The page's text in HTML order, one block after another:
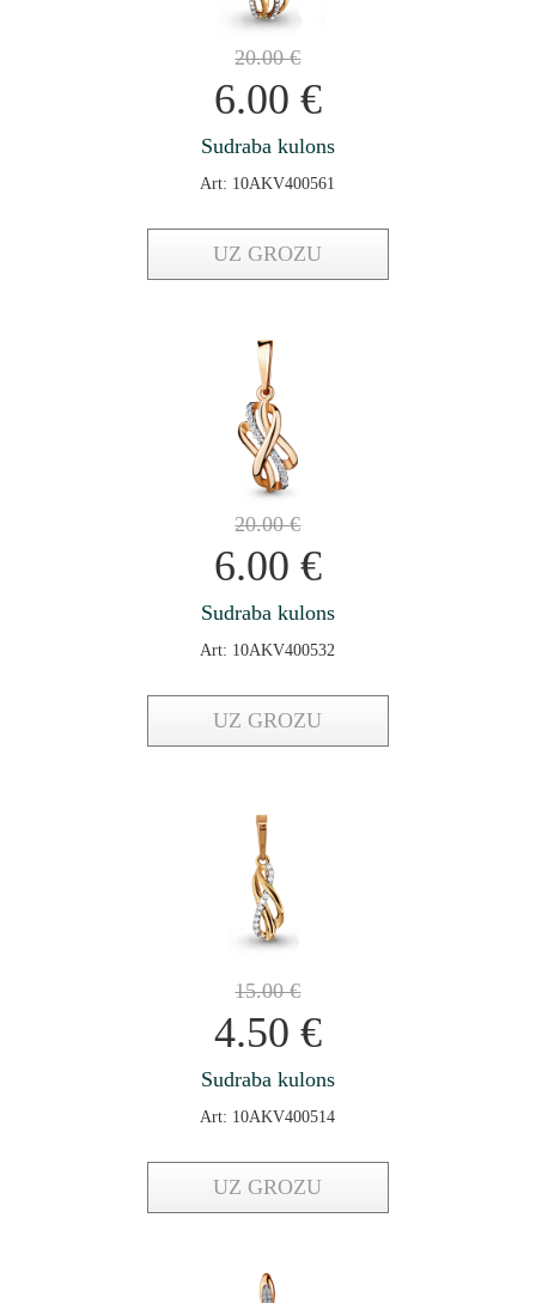
20.00€
6.00 €
Sudraba kulons
Art: 10AKV400561
UZ GROZU
20.00€
6.00 €
Sudraba kulons
Art: 10AKV400532
UZ GROZU
15.00€
4.50 €
Sudraba kulons
Art: 10AKV400514
UZ GROZU